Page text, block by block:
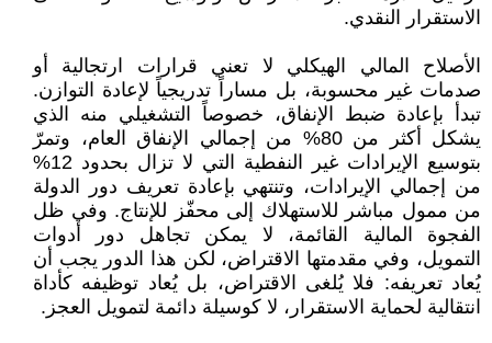
الاستقرار النقدي.
الأصلاح المالي الهيكلي لا تعني قرارات ارتجالية أو
صدمات غير محسوبة، بل مساراً تدريجياً لإعادة التوازن.
تبدأ بإعادة ضبط الإنفاق، خصوصاً التشغيلي منه الذي
يشكل أكثر من 80% من إجمالي الإنفاق العام، وتمرّ
بتوسيع الإيرادات غير النفطية التي لا تزال بحدود 12%
من إجمالي الإيرادات، وتنتهي بإعادة تعريف دور الدولة
من ممول مباشر للاستهلاك إلى محفّز للإنتاج. وفي ظل
الفجوة المالية القائمة، لا يمكن تجاهل دور أدوات
التمويل، وفي مقدمتها الاقتراض، لكن هذا الدور يجب أن
يُعاد تعريفه: فلا يُلغى الاقتراض، بل يُعاد توظيفه كأداة
انتقالية لحماية الاستقرار، لا كوسيلة دائمة لتمويل العجز.